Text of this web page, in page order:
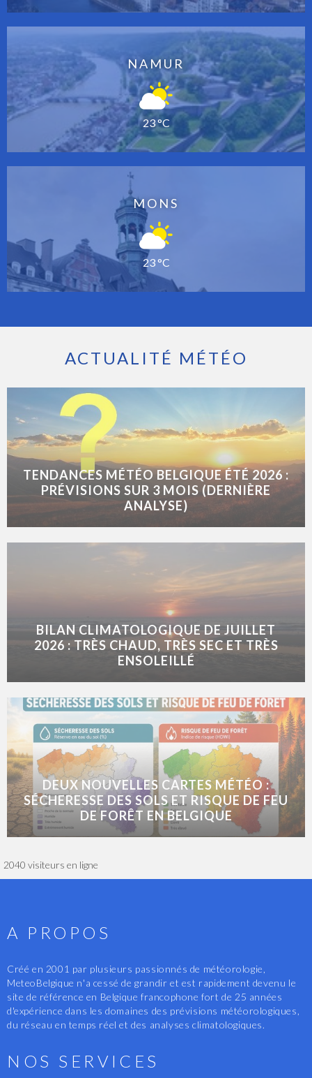
NAMUR
23 °C
MONS
23 °C
ACTUALITÉ MÉTÉO
TENDANCES MÉTÉO BELGIQUE ÉTÉ 2026 :
PRÉVISIONS SUR 3 MOIS (DERNIÈRE
ANALYSE)
BILAN CLIMATOLOGIQUE DE JUILLET
2026 : TRÈS CHAUD, TRÈS SEC ET TRÈS
ENSOLEILLÉ
DEUX NOUVELLES CARTES MÉTÉO :
SÉCHERESSE DES SOLS ET RISQUE DE FEU
DE FORÊT EN BELGIQUE
2040 visiteurs en ligne
A PROPOS
Créé en 2001 par plusieurs passionnés de météorologie,
MeteoBelgique n'a cessé de grandir et est rapidement devenu le
site de référence en Belgique francophone fort de 25 années
d'expérience dans les domaines des prévisions météorologiques,
du réseau en temps réel et des analyses climatologiques.
NOS SERVICES